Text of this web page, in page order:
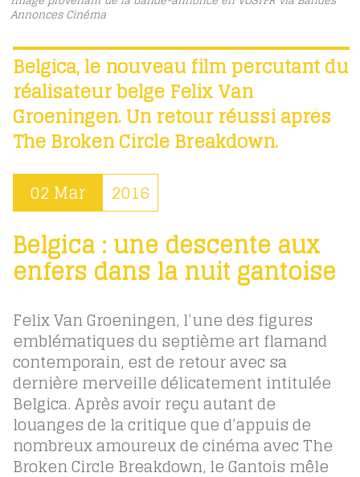
Annonces Cinéma
Belgica, le nouveau film percutant du
réalisateur belge Felix Van
Groeningen. Un retour réussi après
The Broken Circle Breakdown.
02 Mar 2016
Belgica : une descente aux
enfers dans la nuit gantoise
Felix Van Groeningen, l’une des figures
emblématiques du septième art flamand
contemporain, est de retour avec sa
dernière merveille délicatement intitulée
Belgica. Après avoir reçu autant de
louanges de la critique que d’appuis de
nombreux amoureux de cinéma avec The
Broken Circle Breakdown, le Gantois mêle